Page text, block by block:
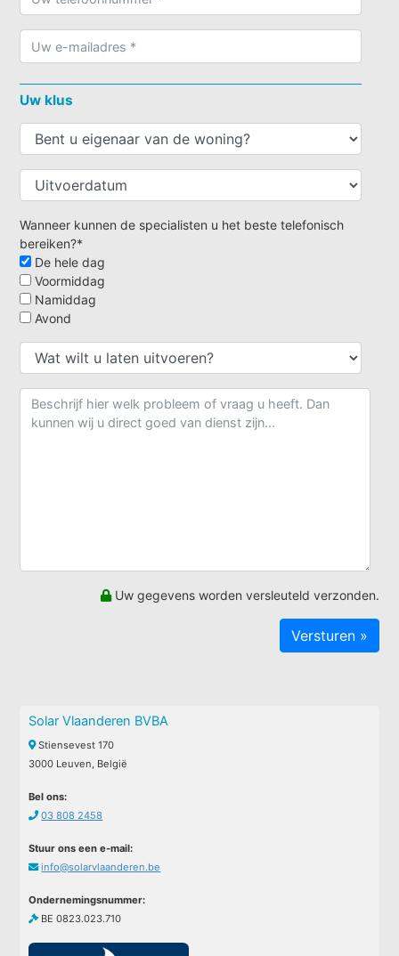
Uw klus
Wanneer kunnen de specialisten u het beste telefonisch
bereiken?*
De hele dag
Voormiddag
Namiddag
Avond
Uw gegevens worden versleuteld verzonden.
Solar Vlaanderen BVBA
Stiensevest 170
3000 Leuven, België
Bel ons:
03 808 2458
Stuur ons een e-mail:
info@solarvlaanderen.be
Ondernemingsnummer:
BE 0823.023.710